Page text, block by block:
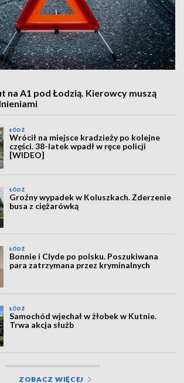
na A1 pod Łodzią. Kierowcy muszą
ŁÓDŹ
Wrócił na miejsce kradzieży po kolejne
części. 38-latek wpadł w ręce policji
[WIDEO]
ŁÓDŹ
Groźny wypadek w Koluszkach. Zderzenie
busa z ciężarówką
ŁÓDŹ
Bonnie i Clyde po polsku. Poszukiwana
para zatrzymana przez kryminalnych
ŁÓDŹ
Samochód wjechał w żłobek w Kutnie.
Trwa akcja służb
ZOBACZ WIĘCEJ